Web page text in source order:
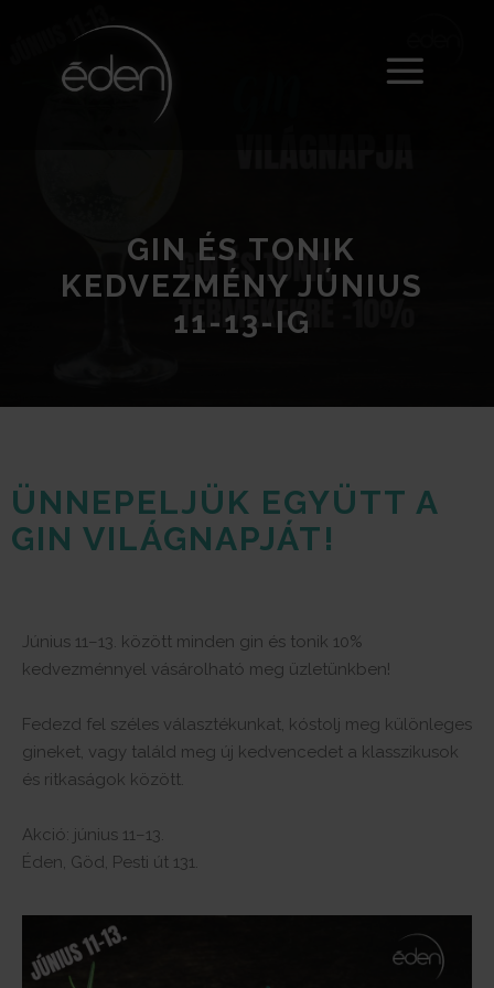
GIN ÉS TONIK
KEDVEZMÉNY JÚNIUS
11-13-IG
ÜNNEPELJÜK EGYÜTT A
GIN VILÁGNAPJÁT!
Június 11–13. között minden gin és tonik 10%
kedvezménnyel vásárolható meg üzletünkben!
Fedezd fel széles választékunkat, kóstolj meg különleges
gineket, vagy találd meg új kedvencedet a klasszikusok
és ritkaságok között.
Akció: június 11–13.
Éden, Göd, Pesti út 131.